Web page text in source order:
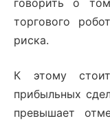
торгового
риска.
К этому
прибыльных
превышает